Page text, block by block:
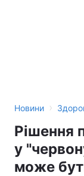
Новини ›
Рішення
у
може